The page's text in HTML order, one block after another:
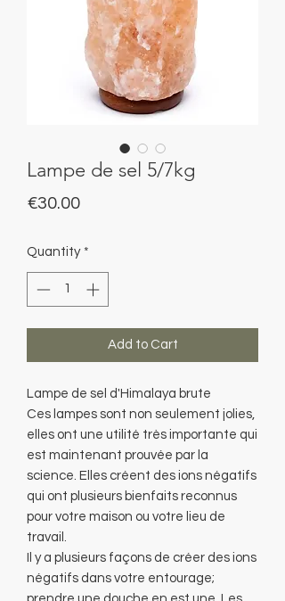
Lampe de sel 5/7kg
€30.00Price
Quantity *
Add to Cart
Lampe de sel d'Himalaya brute
Ces lampes sont non seulement jolies,
elles ont une utilité très importante qui
est maintenant prouvée par la
science. Elles créent des ions négatifs
qui ont plusieurs bienfaits reconnus
pour votre maison ou votre lieu de
travail.
Il y a plusieurs façons de créer des ions
négatifs dans votre entourage;
prendre une douche en est une. Les